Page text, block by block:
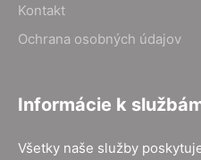
Kontakt
Ochrana osobných údajov
Informácie k
Všetky naše služby